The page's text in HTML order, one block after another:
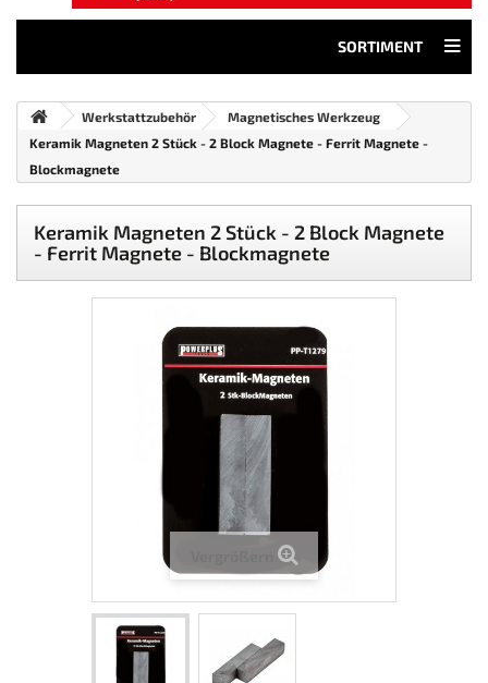
SORTIMENT
Werkstattzubehör
Magnetisches Werkzeug
Keramik Magneten 2 Stück - 2 Block Magnete - Ferrit Magnete -
Blockmagnete
Keramik Magneten 2 Stück - 2 Block Magnete
- Ferrit Magnete - Blockmagnete